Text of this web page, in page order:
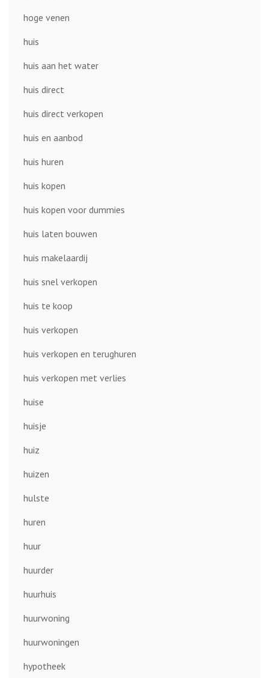
hoge venen
huis
huis aan het water
huis direct
huis direct verkopen
huis en aanbod
huis huren
huis kopen
huis kopen voor dummies
huis laten bouwen
huis makelaardij
huis snel verkopen
huis te koop
huis verkopen
huis verkopen en terughuren
huis verkopen met verlies
huise
huisje
huiz
huizen
hulste
huren
huur
huurder
huurhuis
huurwoning
huurwoningen
hypotheek